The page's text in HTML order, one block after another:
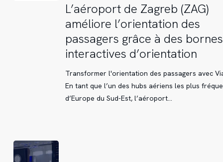
L’aéroport
Zagreb
(ZAG)
améliore
bornes
interactives
L’aéroport de Zagreb (ZAG)
améliore l’orientation des
passagers grâce à des bornes
interactives d’orientation
Transformer l'orientation des passagers avec
En tant que l’un des hubs aériens les plus
d’Europe du Sud-Est, l’aéroport…